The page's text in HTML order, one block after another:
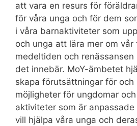
att vara en resurs för
för våra unga och för dem
i våra barnaktiviteter som
och unga att lära mer om vår
medeltiden och renässansen
det innebär. MoY-ämbetet
skapa förutsättningar för och
möjligheter för ungdomar
aktiviteter som är
vill hjälpa våra unga och